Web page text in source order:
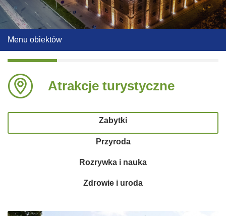
Menu obiektów
Atrakcje turystyczne
Zabytki
Przyroda
Rozrywka i nauka
Zdrowie i uroda